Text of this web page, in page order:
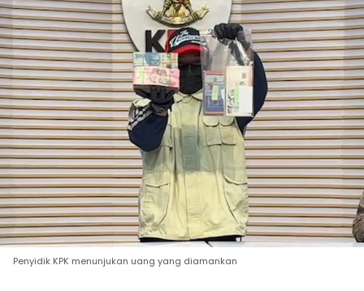
Penyidik KPK menunjukan uang yang diamankan